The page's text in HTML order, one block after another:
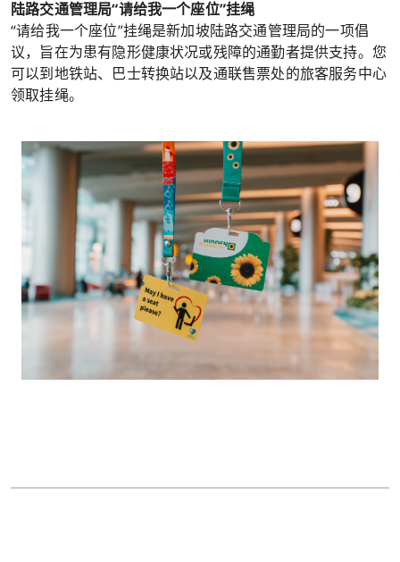
陆路交通管理局“请给我一个座位”挂绳
“请给我一个座位”挂绳是新加坡陆路交通管理局的一项倡
议，旨在为患有隐形健康状况或残障的通勤者提供支持。您
可以到地铁站、巴士转换站以及通联售票处的旅客服务中心
领取挂绳。